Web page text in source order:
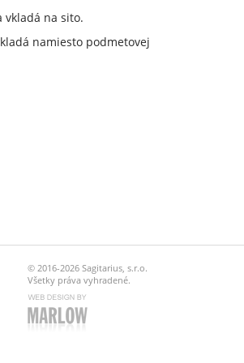
vkladá na sito.
namiesto podmetovej
© 2016-2026 Sagitarius, s.r.o.
Všetky práva vyhradené.